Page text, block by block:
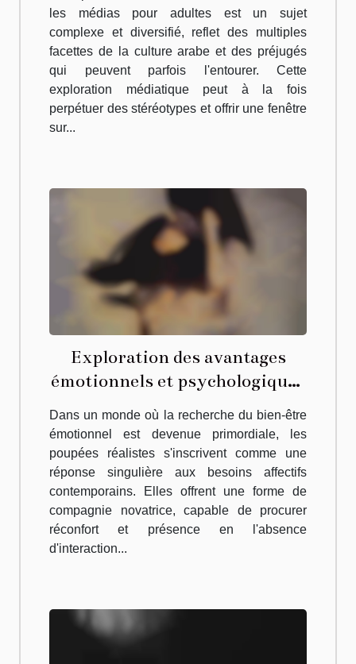
les médias pour adultes est un sujet
complexe et diversifié, reflet des multiples
facettes de la culture arabe et des préjugés
qui peuvent parfois l'entourer. Cette
exploration médiatique peut à la fois
perpétuer des stéréotypes et offrir une fenêtre
sur...
Exploration des avantages
émotionnels et psychologiques
des poupées réalistes
Dans un monde où la recherche du bien-être
émotionnel est devenue primordiale, les
poupées réalistes s'inscrivent comme une
réponse singulière aux besoins affectifs
contemporains. Elles offrent une forme de
compagnie novatrice, capable de procurer
réconfort et présence en l'absence
d'interaction...